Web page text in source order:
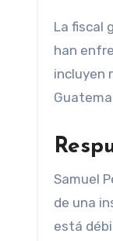
La fiscal
han
incluyen
Samuel
de una
está